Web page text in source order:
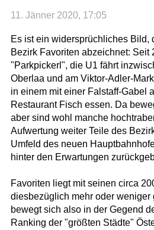
11. Jänner 2020, 17:05
Es ist ein widersprüchliches Bild,
Bezirk Favoriten abzeichnet: Seit
"Parkpickerl", die U1 fährt
Oberlaa und am Viktor-Adler-
in einem mit einer Falstaff-Gabel
Restaurant Fisch essen. Da
aber sind wohl manche
Aufwertung weiter Teile des
Umfeld des neuen
hinter den Erwartungen
Favoriten liegt mit seinen circa
diesbezüglich mehr oder weniger
bewegt sich also in der Gegend
Ranking der "größten Städte"